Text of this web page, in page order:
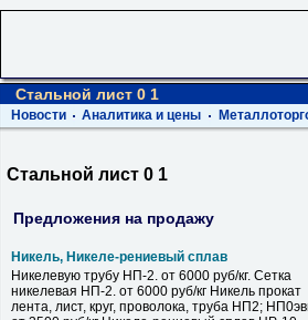
Стальной лист 0 1
Новости Аналитика и цены
Стальной лист 0 1
Предложения на продажу
Никель, Никеле-рениевый сплав
Никелевую трубу НП-2. от 6000 руб/кг. Сетка
никелевая НП-2. от 6000 руб/кг Никель прокат
лента, лист, круг, проволока, труба НП2;